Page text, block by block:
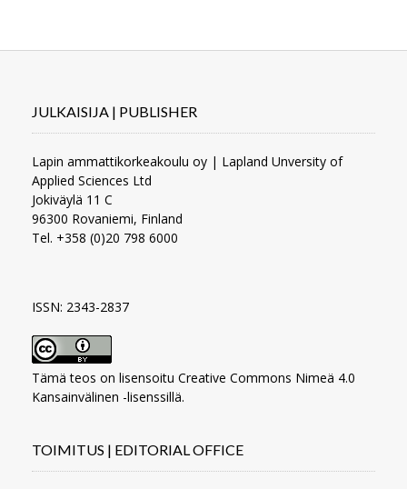
JULKAISIJA | PUBLISHER
Lapin ammattikorkeakoulu oy | Lapland Unversity of
Applied Sciences Ltd
Jokiväylä 11 C
96300 Rovaniemi, Finland
Tel. +358 (0)20 798 6000
ISSN: 2343-2837
Tämä teos on lisensoitu Creative Commons Nimeä 4.0
Kansainvälinen -lisenssillä.
TOIMITUS | EDITORIAL OFFICE